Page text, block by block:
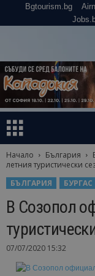
Bgtourism.bg
Начало България
летния туристически
БЪЛГАРИЯ
БУРГАС
В Созопол
07/07/2020 15:32